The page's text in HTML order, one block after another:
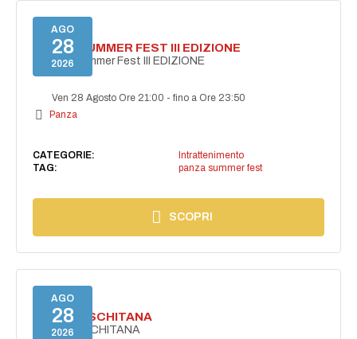
AGO
28
2026
PANZA SUMMER FEST III EDIZIONE
PANZA Summer Fest III EDIZIONE
Ven 28 Agosto Ore 21:00 -fino a Ore 23:50
Panza
CATEGORIE:
Intrattenimento
TAG:
panza summer fest
SCOPRI
AGO
28
2026
ESTATE ISCHITANA
ESTATE ISCHITANA